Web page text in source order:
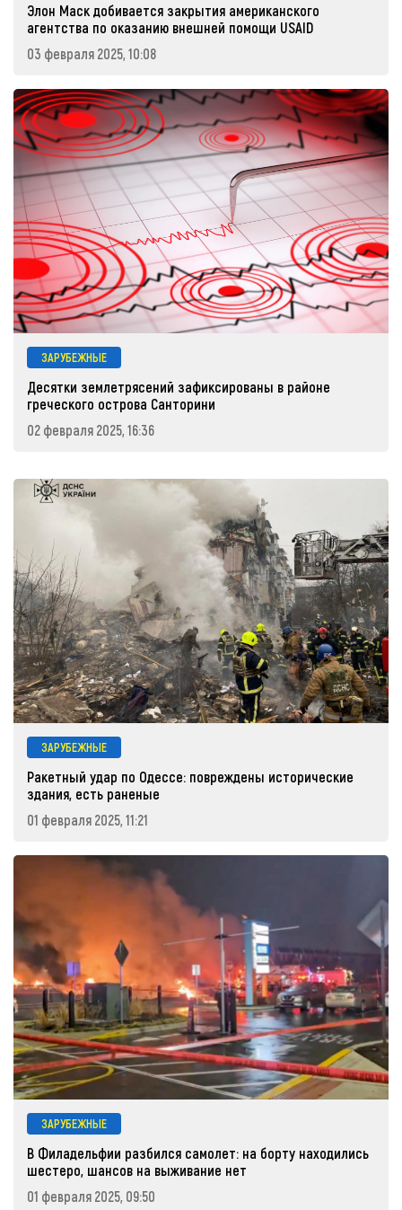
Элон Маск добивается закрытия американского
агентства по оказанию внешней помощи USAID
03 февраля 2025, 10:08
ЗАРУБЕЖНЫЕ
Десятки землетрясений зафиксированы в районе
греческого острова Санторини
02 февраля 2025, 16:36
ЗАРУБЕЖНЫЕ
Ракетный удар по Одессе: повреждены исторические
здания, есть раненые
01 февраля 2025, 11:21
ЗАРУБЕЖНЫЕ
В Филадельфии разбился самолет: на борту находились
шестеро, шансов на выживание нет
01 февраля 2025, 09:50